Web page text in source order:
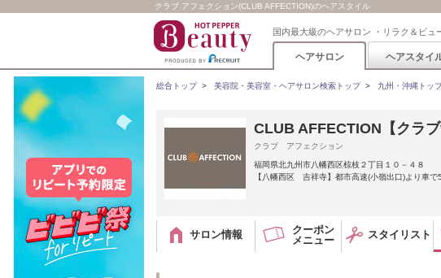
クラブ アフェクション(CLUB AFFECTION)のヘアスタイル
国内最大級のヘアサロン ・リラク＆ビュ
ヘアサロン ヘアスタイ
総合トップ> 美容院・美容室・ヘアサロン検索トップ> 九州・沖縄トッ
CLUB AFFECTION【クラブ
クラブ アフェクション
福岡県北九州市八幡西区椋枝２丁目１０－４８
【八幡西区 吉祥寺】都市高速(小嶺出口)より車
サロン情報
クーポン
メニュー
スタイリスト